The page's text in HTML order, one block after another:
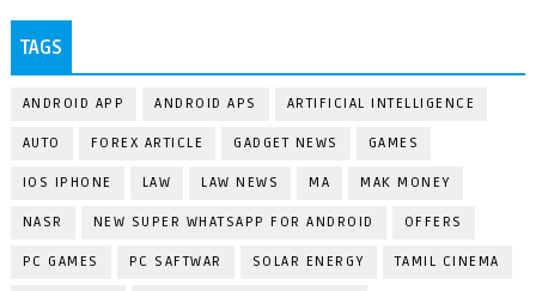
TAGS
ANDROID APP ANDROID APS ARTIFICIAL INTELLIGENCE
AUTO FOREX ARTICLE GADGET NEWS GAMES
IOS IPHONE LAW LAW NEWS MA MAK MONEY
NASR NEW SUPER WHATSAPP FOR ANDROID OFFERS
PC GAMES PC SAFTWAR SOLAR ENERGY TAMIL CINEMA